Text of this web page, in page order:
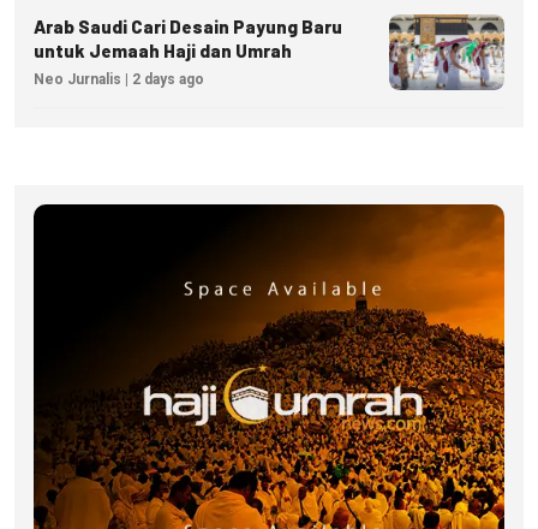
Arab Saudi Cari Desain Payung Baru
untuk Jemaah Haji dan Umrah
Neo Jurnalis | 2 days ago